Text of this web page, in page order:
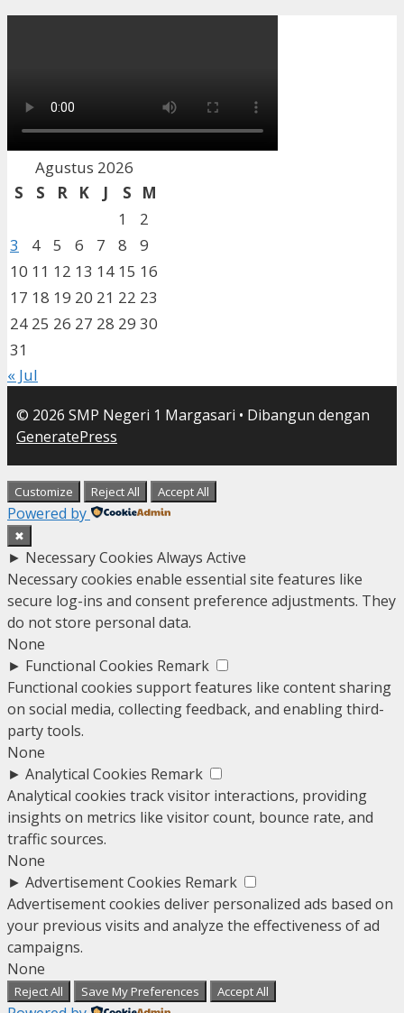
Agustus 2026
S
S R K J S
M
1
2
3
4 5 6 7 8
9
10 11 12 13 14 15 16
17 18 19 20 21 22 23
24 25 26 27 28 29 30
31
« Jul
© 2026 SMP Negeri 1 Margasari • Dibangun dengan
GeneratePress
Customize Reject All Accept All
Powered by
✖
► Necessary Cookies Always Active
Necessary cookies enable essential site features like
secure log-ins and consent preference adjustments. They
do not store personal data.
None
► Functional Cookies Remark
Functional cookies support features like content sharing
on social media, collecting feedback, and enabling third-
party tools.
None
► Analytical Cookies Remark
Analytical cookies track visitor interactions, providing
insights on metrics like visitor count, bounce rate, and
traffic sources.
None
► Advertisement Cookies Remark
Advertisement cookies deliver personalized ads based on
your previous visits and analyze the effectiveness of ad
campaigns.
None
Reject All Save My Preferences Accept All